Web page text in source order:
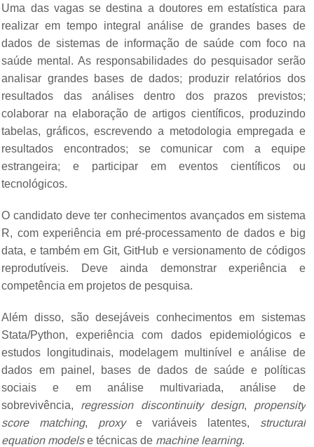
Uma das vagas se destina a doutores em estatística para
realizar em tempo integral análise de grandes bases de
dados de sistemas de informação de saúde com foco na
saúde mental. As responsabilidades do pesquisador serão
analisar grandes bases de dados; produzir relatórios dos
resultados das análises dentro dos prazos previstos;
colaborar na elaboração de artigos científicos, produzindo
tabelas, gráficos, escrevendo a metodologia empregada e
resultados encontrados; se comunicar com a equipe
estrangeira; e participar em eventos científicos ou
tecnológicos.
O candidato deve ter conhecimentos avançados em sistema
R, com experiência em pré-processamento de dados e big
data, e também em Git, GitHub e versionamento de códigos
reprodutíveis. Deve ainda demonstrar experiência e
competência em projetos de pesquisa.
Além disso, são desejáveis conhecimentos em sistemas
Stata/Python, experiência com dados epidemiológicos e
estudos longitudinais, modelagem multinível e análise de
dados em painel, bases de dados de saúde e políticas
sociais e em análise multivariada, análise de
sobrevivência, regression discontinuity design, propensity
score matching, proxye variáveis latentes, structural
equation modelse técnicas de machine learning.